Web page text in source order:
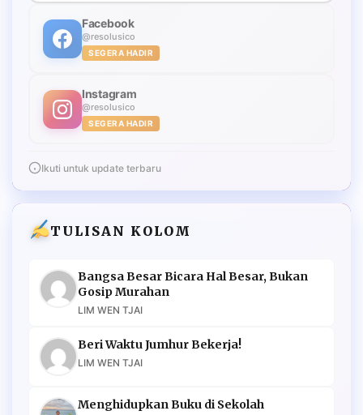
Facebook
@resolusico
SEGERA HADIR
Instagram
@resolusico
SEGERA HADIR
Ikuti untuk update terbaru
TULISAN KOLOM
Bangsa Besar Bicara Hal Besar, Bukan
Gosip Murahan
LIM WEN TJAI
Beri Waktu Jumhur Bekerja!
LIM WEN TJAI
Menghidupkan Buku di Sekolah